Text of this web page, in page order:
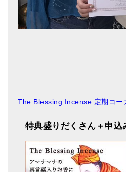
The Blessing Incense 定期コー
特典盛りだくさん＋申込